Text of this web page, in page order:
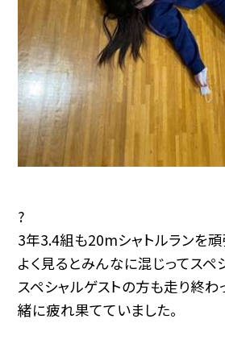
?
3年3.4組も20mシャトルランを頑
よく見るとみんなに混じってスペ
スペシャルゲストの方も走り終わ
緒に疲れ果てていました。